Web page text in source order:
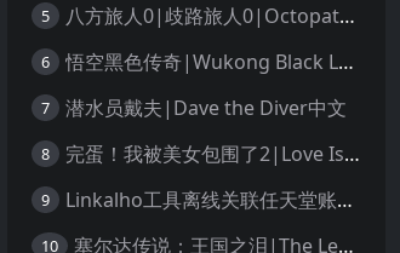
5 八方旅人0|歧路旅人0|Octopath Traveler 0中文
6 悟空黑色传奇|Wukong Black Legend
7 潜水员戴夫|Dave the Diver中文
8 完蛋！我被美女包围了2|Love Is All Around 2中文
9 Linkalho工具离线关联任天堂账户教程
10 塞尔达传说：王国之泪|The Legend of Zelda: Tears of the Kingdom中文